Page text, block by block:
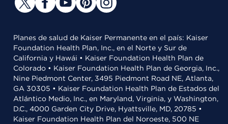
Planes de salud de Kaiser Permanente en el país: Kaiser
Foundation Health Plan, Inc., en el Norte y Sur de
California y Hawái • Kaiser Foundation Health Plan de
Colorado • Kaiser Foundation Health Plan de Georgia, Inc.,
Nine Piedmont Center, 3495 Piedmont Road NE, Atlanta,
GA 30305 • Kaiser Foundation Health Plan de Estados del
Atlántico Medio, Inc., en Maryland, Virginia, y Washington,
D.C., 4000 Garden City Drive, Hyattsville, MD, 20785 •
Kaiser Foundation Health Plan del Noroeste, 500 NE